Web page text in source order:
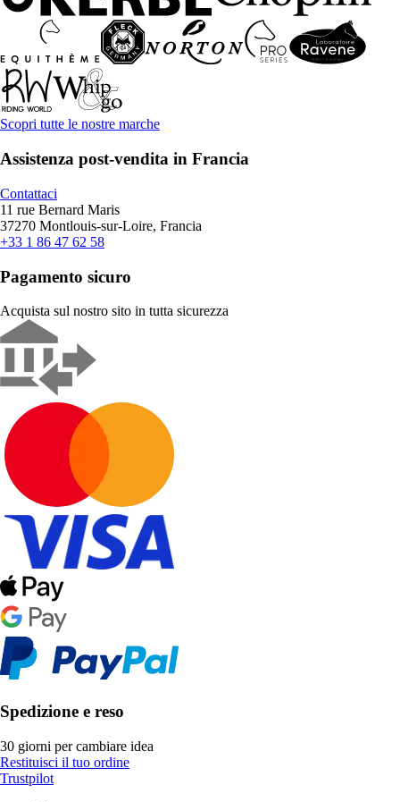
Scopri tutte le nostre marche
Assistenza post-vendita in Francia
Contattaci
11 rue Bernard Maris
37270 Montlouis-sur-Loire, Francia
+33 1 86 47 62 58
Pagamento sicuro
Acquista sul nostro sito in tutta sicurezza
Spedizione e reso
30 giorni per cambiare idea
Restituisci il tuo ordine
Trustpilot